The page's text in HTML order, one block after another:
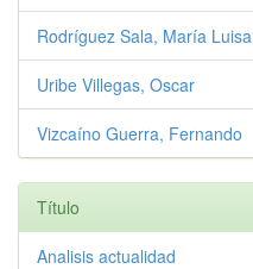
Rodríguez Sala, María Luisa
Uribe Villegas, Oscar
Vizcaíno Guerra, Fernando
Título
Analisis actualidad